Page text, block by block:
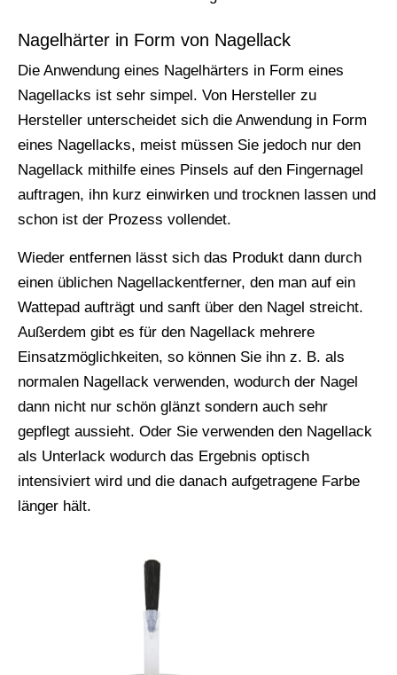
Nagelhärter in Form von Nagellack
Die Anwendung eines Nagelhärters in Form eines
Nagellacks ist sehr simpel. Von Hersteller zu
Hersteller unterscheidet sich die Anwendung in Form
eines Nagellacks, meist müssen Sie jedoch nur den
Nagellack mithilfe eines Pinsels auf den Fingernagel
auftragen, ihn kurz einwirken und trocknen lassen und
schon ist der Prozess vollendet.
Wieder entfernen lässt sich das Produkt dann durch
einen üblichen Nagellackentferner, den man auf ein
Wattepad aufträgt und sanft über den Nagel streicht.
Außerdem gibt es für den Nagellack mehrere
Einsatzmöglichkeiten, so können Sie ihn z. B. als
normalen Nagellack verwenden, wodurch der Nagel
dann nicht nur schön glänzt sondern auch sehr
gepflegt aussieht. Oder Sie verwenden den Nagellack
als Unterlack wodurch das Ergebnis optisch
intensiviert wird und die danach aufgetragene Farbe
länger hält.